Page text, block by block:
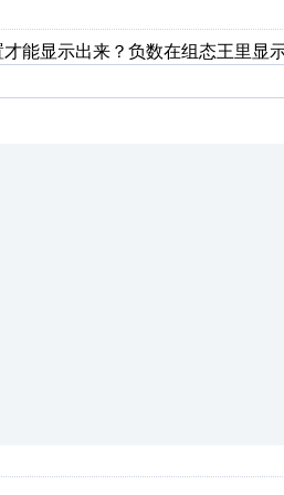
能显示出来？负数在组态王里显